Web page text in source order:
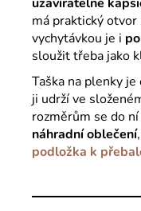
má praktický
vychytávkou je i
sloužit třeba jako
Taška na plenky je
ji udrží ve
rozměrům se do
náhradní oblečení,
podložka k